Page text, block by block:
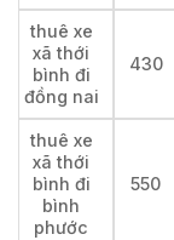
thuê xe
xã thới
bình đi
đồng nai
430
thuê xe
xã thới
bình đi
bình
phước
550